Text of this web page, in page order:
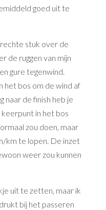
goed uit te
stuk over de
de ruggen van mijn
gure tegenwind.
het bos om de wind af
naar de finish heb je
in het bos
zou doen, maar
km te lopen. De inzet
weer zou kunnen
uit te zetten, maar ik
bij het passeren